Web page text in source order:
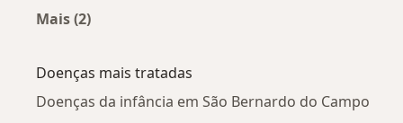
Mais (2)
Doenças mais tratadas
Doenças da infância em São Bernardo do Campo